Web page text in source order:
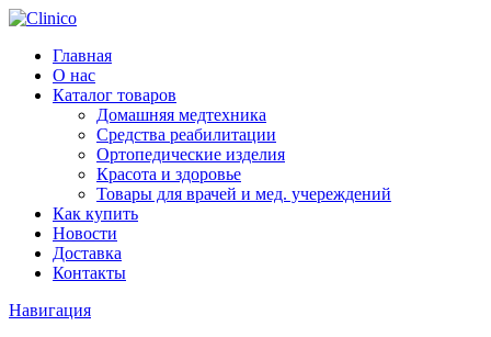
Главная
О нас
Каталог товаров
Домашняя медтехника
Средства реабилитации
Ортопедические изделия
Красота и здоровье
Товары для врачей и мед. учереждений
Как купить
Новости
Доставка
Контакты
Навигация